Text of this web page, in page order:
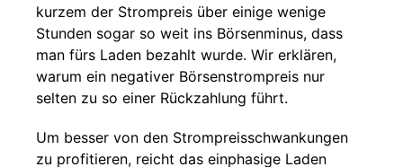
kurzem der Strompreis über einige wenige
Stunden sogar so weit ins Börsenminus, dass
man fürs Laden bezahlt wurde. Wir erklären,
warum ein negativer Börsenstrompreis nur
selten zu so einer Rückzahlung führt.
Um besser von den Strompreisschwankungen
zu profitieren, reicht das einphasige Laden